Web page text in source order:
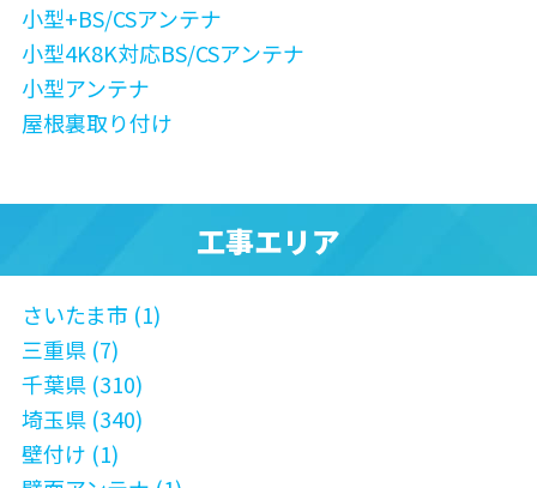
小型+BS/CSアンテナ
小型4K8K対応BS/CSアンテナ
小型アンテナ
屋根裏取り付け
工事エリア
さいたま市 (1)
三重県 (7)
千葉県 (310)
埼玉県 (340)
壁付け (1)